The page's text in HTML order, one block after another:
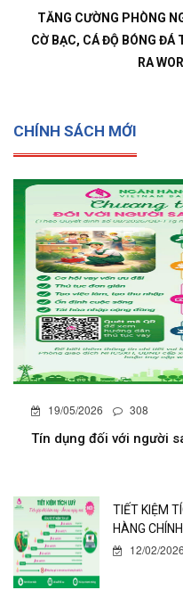
TĂNG CƯỜNG PHÒNG
CỜ BẠC, CÁ ĐỘ BÓNG ĐÁ
RA
CHÍNH SÁCH MỚI
19/05/2026 308
Tín dụng đối với người
TIẾT KIỆM
HÀNG
12/02/2026